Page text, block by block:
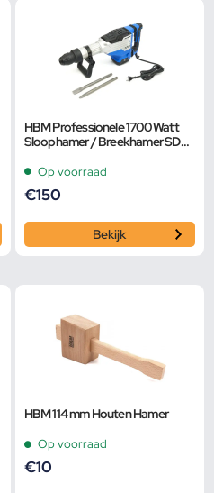
HBM Professionele 1700 Watt
Sloophamer / Breekhamer SDS-
Op voorraad
€150
Bekijk
HBM 114 mm Houten Hamer
Op voorraad
€10